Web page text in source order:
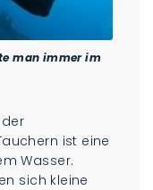
man immer im
ist eine
Wasser.
sich kleine